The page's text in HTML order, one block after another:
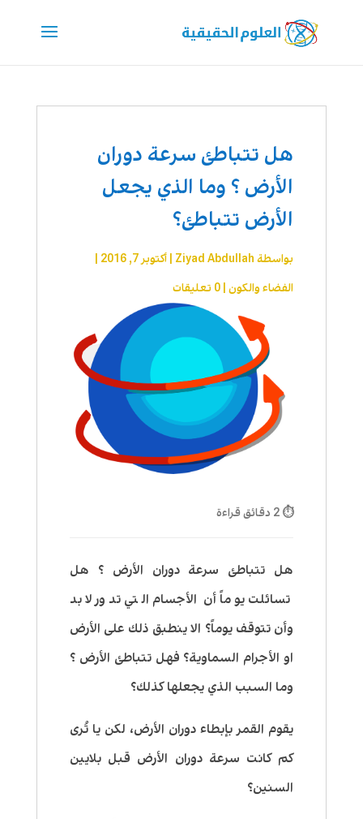
هل تتباطئ سرعة دوران
الأرض ؟ وما الذي يجعل
الأرض تتباطئ؟
بواسطة Ziyad Abdullah أكتوبر 7, 2016
الفضاء والكون| 0 تعليقات
⏱ 2 دقائق قراءة
هل تتباطئ سرعة دوران الأرض ؟ هل
تسائلت يوماً أن الأجسام التي تدور لابد
وأن تتوقف يوماً؟ الا ينطبق ذلك على الأرض
او الأجرام السماوية؟ فهل تتباطئ الأرض ؟
وما السبب الذي يجعلها كذلك؟
يقوم القمر بإبطاء دوران الأرض، لكن يا تُرى
كم كانت سرعة دوران الأرض قبل بلايين
السنين؟